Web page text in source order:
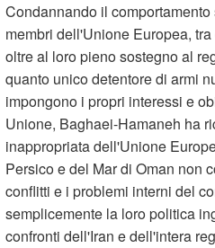
Condannando il
membri dell'Unione Europea,
oltre al loro pieno sostegno al
quanto unico detentore di armi
impongono i propri interessi e
Unione, Baghaei-Hamaneh ha
inappropriata dell'Unione
Persico e del Mar di Oman non
conflitti e i problemi interni del
semplicemente la loro politica
confronti dell'Iran e dell'intera